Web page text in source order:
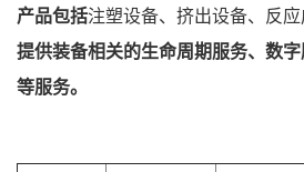
产品包括注塑设备、挤出设备、反
提供装备相关的生命周期服务、数
等服务。